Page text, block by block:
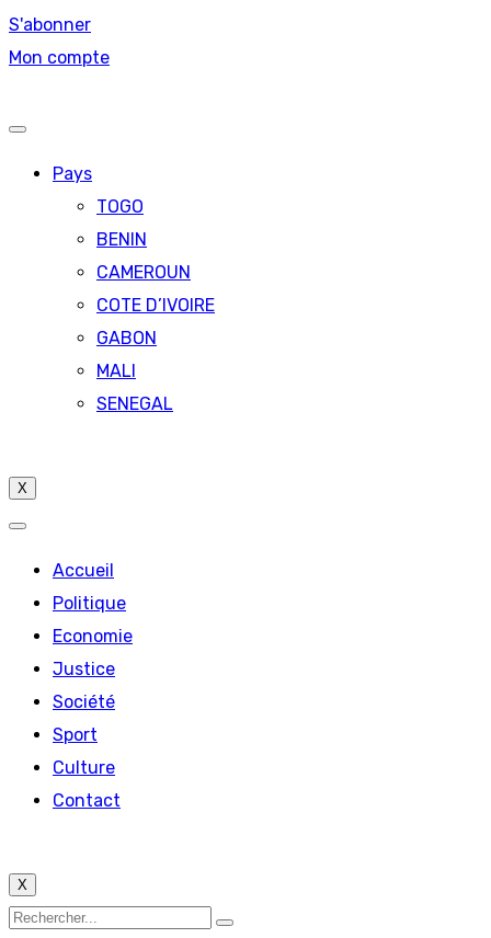
S'abonner
Mon compte
Pays
TOGO
BENIN
CAMEROUN
COTE D’IVOIRE
GABON
MALI
SENEGAL
X
Accueil
Politique
Economie
Justice
Société
Sport
Culture
Contact
X